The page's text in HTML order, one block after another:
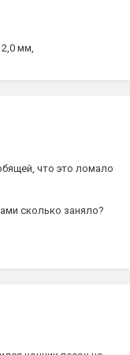
мм,
что это ломало
сколько заняло?